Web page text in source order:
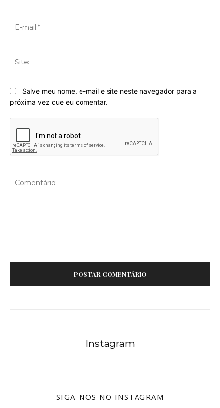
Salve meu nome, e-mail e site neste navegador para a
próxima vez que eu comentar.
Instagram
SIGA-NOS NO INSTAGRAM